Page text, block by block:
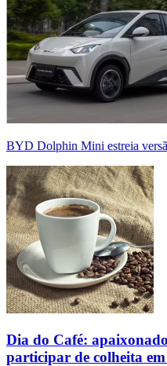
BYD Dolphin Mini estreia
Dia do Café:
participar de colheita